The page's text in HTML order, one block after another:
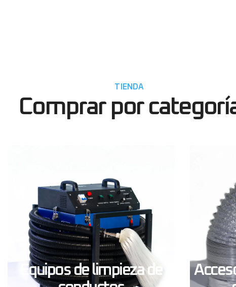
TIENDA
Comprar por
Equipos de limpieza de